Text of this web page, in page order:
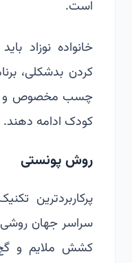
است.
خانواده نوزاد
کردن بدشکلی،
کودک ادامه دهند.
روش پونستی
پرکاربردترین
سراسر جهان
کشش ملایم و